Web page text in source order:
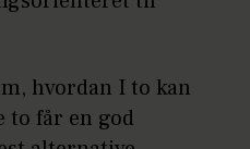
hvordan I to kan
to får en god